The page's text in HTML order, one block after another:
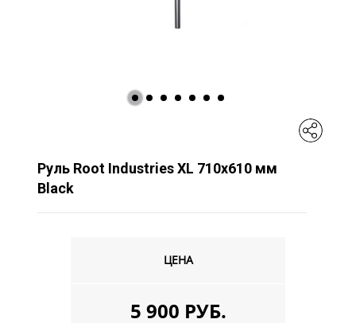
Руль Root Industries XL 710x610 мм
Black
ЦЕНА
5 900 РУБ.